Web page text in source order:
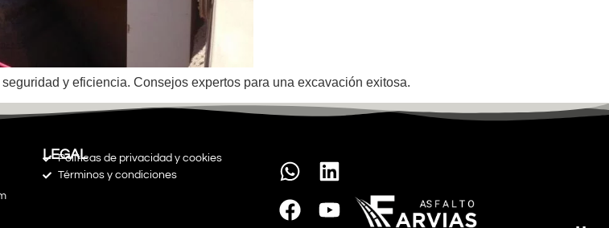
y eficiencia. Consejos expertos para una excavación exitosa.
Políticas de privacidad y cookies
Términos y condiciones
LEGAL